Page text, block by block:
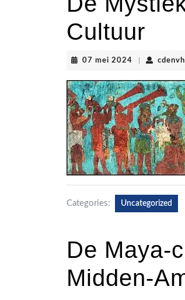
Cultuur
07 mei 2024 07
2024
Categories: Uncategorized
De Maya-
Midden-